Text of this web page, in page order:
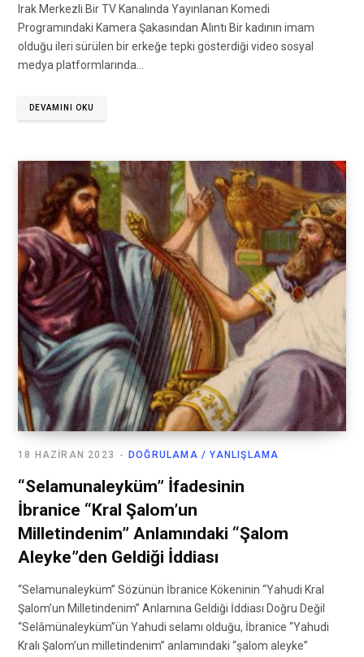
Irak Merkezli Bir TV Kanalında Yayınlanan Komedi
Programındaki Kamera Şakasından Alıntı Bir kadının imam
olduğu ileri sürülen bir erkeğe tepki gösterdiği video sosyal
medya platformlarında…
DEVAMINI OKU
DOĞRULAMA / YANLIŞLAMA
18 HAZIRAN 2023
“Selamunaleyküm” İfadesinin
İbranice “Kral Şalom’un
Milletindenim” Anlamındaki “Şalom
Aleyke”den Geldiği İddiası
“Selamunaleyküm” Sözünün İbranice Kökeninin “Yahudi Kral
Şalom’un Milletindenim” Anlamına Geldiği İddiası Doğru Değil
“Selâmünaleyküm”ün Yahudi selamı olduğu, İbranice “Yahudi
Kralı Şalom’un milletindenim” anlamındaki “şalom aleyke”